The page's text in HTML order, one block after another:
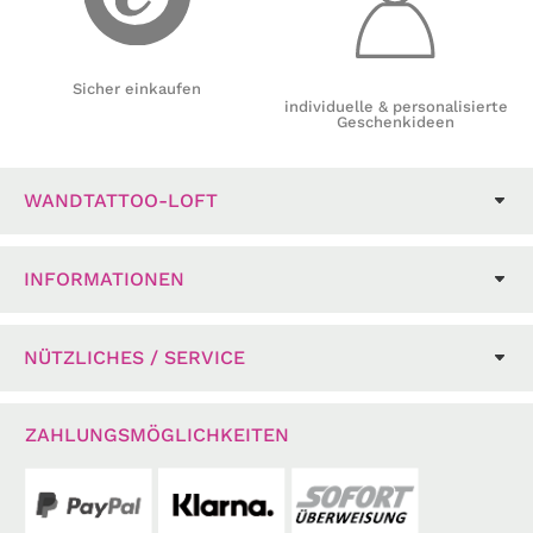
Sicher einkaufen
individuelle & personalisierte
Geschenkideen
WANDTATTOO-LOFT
INFORMATIONEN
NÜTZLICHES / SERVICE
ZAHLUNGSMÖGLICHKEITEN